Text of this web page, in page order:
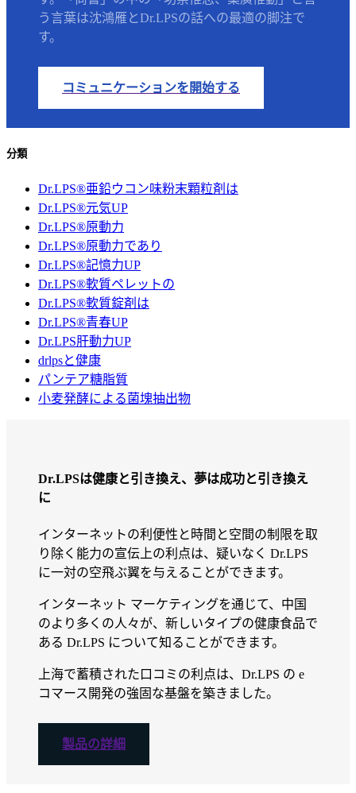
う言葉は沈鴻雁とDr.LPSの話への最適の脚注で
す。
コミュニケーションを開始する
分類
Dr.LPS®亜鉛ウコン味粉末顆粒剤は
Dr.LPS®元気UP
Dr.LPS®原動力
Dr.LPS®原動力であり
Dr.LPS®記憶力UP
Dr.LPS®軟質ペレットの
Dr.LPS®軟質錠剤は
Dr.LPS®青春UP
Dr.LPS肝動力UP
drlpsと健康
パンテア糖脂質
小麦発酵による菌塊抽出物
Dr.LPSは健康と引き換え、夢は成功と引き換え
に
インターネットの利便性と時間と空間の制限を取
り除く能力の宣伝上の利点は、疑いなく Dr.LPS
に一対の空飛ぶ翼を与えることができます。
インターネット マーケティングを通じて、中国
のより多くの人々が、新しいタイプの健康食品で
ある Dr.LPS について知ることができます。
上海で蓄積された口コミの利点は、Dr.LPS の e
コマース開発の強固な基盤を築きました。
製品の詳細